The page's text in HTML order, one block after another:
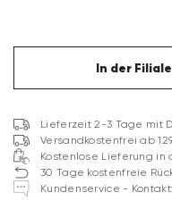
In der
Lieferzeit 2-3 Tage mit
Versandkostenfrei ab
Kostenlose Lieferung in
30 Tage kostenfreie
Kundenservice -